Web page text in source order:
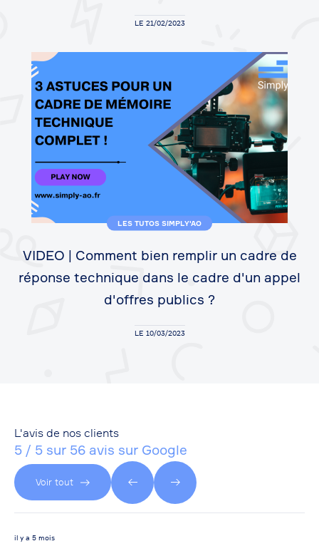
LE 21/02/2023
LES TUTOS SIMPLY'AO
VIDEO | Comment bien remplir un cadre de
réponse technique dans le cadre d'un appel
d'offres publics ?
LE 10/03/2023
L'avis de nos clients
5 / 5 sur 56 avis sur Google
Voir tout
il y a 5 mois